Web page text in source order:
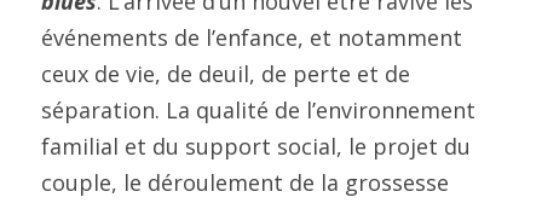
événements de l’enfance, et notamment
ceux de vie, de deuil, de perte et de
séparation. La qualité de l’environnement
familial et du support social, le projet du
couple, le déroulement de la grossesse